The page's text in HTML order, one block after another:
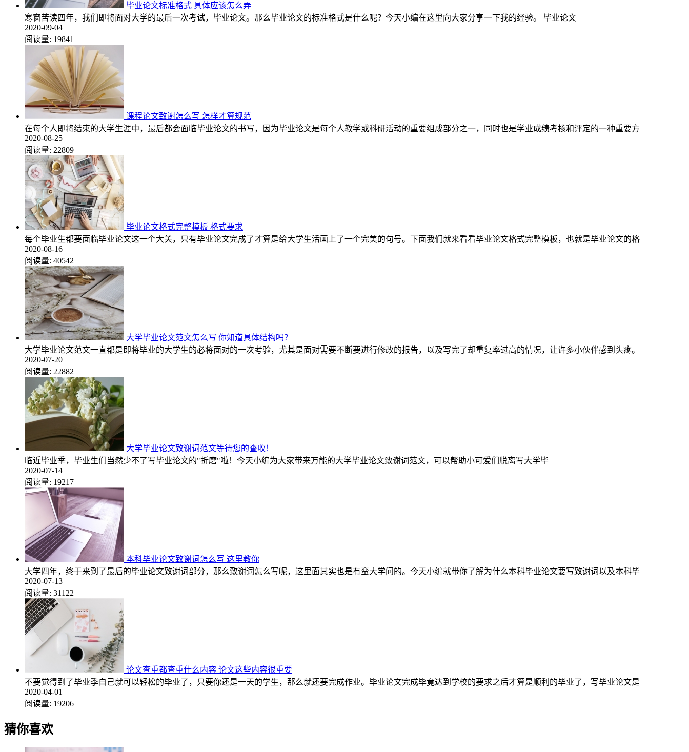
毕业论文标准格式 具体应该怎么弄
寒窗苦读四年，我们即将面对大学的最后一次考试，毕业论文。那么毕业论文的标准格式是什么呢？今天小编在这里向大家分享一下我的经验。 毕业论文
2020-09-04
阅读量: 19841
课程论文致谢怎么写 怎样才算规范
在每个人即将结束的大学生涯中，最后都会面临毕业论文的书写，因为毕业论文是每个人教学或科研活动的重要组成部分之一，同时也是学业成绩考核和评定的一种重要方
2020-08-25
阅读量: 22809
毕业论文格式完整模板 格式要求
每个毕业生都要面临毕业论文这一个大关，只有毕业论文完成了才算是给大学生活画上了一个完美的句号。下面我们就来看看毕业论文格式完整模板，也就是毕业论文的格
2020-08-16
阅读量: 40542
大学毕业论文范文怎么写 你知道具体结构吗？
大学毕业论文范文一直都是即将毕业的大学生的必将面对的一次考验，尤其是面对需要不断要进行修改的报告，以及写完了却重复率过高的情况，让许多小伙伴感到头疼。
2020-07-20
阅读量: 22882
大学毕业论文致谢词范文等待您的查收！
临近毕业季，毕业生们当然少不了写毕业论文的"折磨"啦！今天小编为大家带来万能的大学毕业论文致谢词范文，可以帮助小可爱们脱离写大学毕
2020-07-14
阅读量: 19217
本科毕业论文致谢词怎么写 这里教你
大学四年，终于来到了最后的毕业论文致谢词部分，那么致谢词怎么写呢，这里面其实也是有蛮大学问的。今天小编就带你了解为什么本科毕业论文要写致谢词以及本科毕
2020-07-13
阅读量: 31122
论文查重都查重什么内容 论文这些内容很重要
不要觉得到了毕业季自己就可以轻松的毕业了，只要你还是一天的学生，那么就还要完成作业。毕业论文完成毕竟达到学校的要求之后才算是顺利的毕业了，写毕业论文是
2020-04-01
阅读量: 19206
猜你喜欢